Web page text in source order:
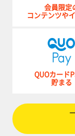
会員限定
コンテンツや
QUOカード
貯まる